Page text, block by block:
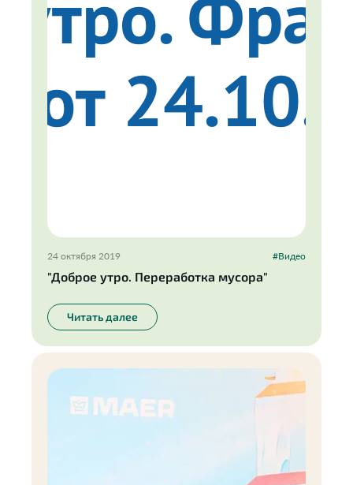
24 октября 2019 #Видео
"Доброе утро. Переработка мусора"
Читать далее